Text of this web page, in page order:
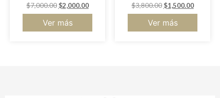
$7,000.00 $2,000.00
Ver más
$3,800.00 $1,500.00
Ver más